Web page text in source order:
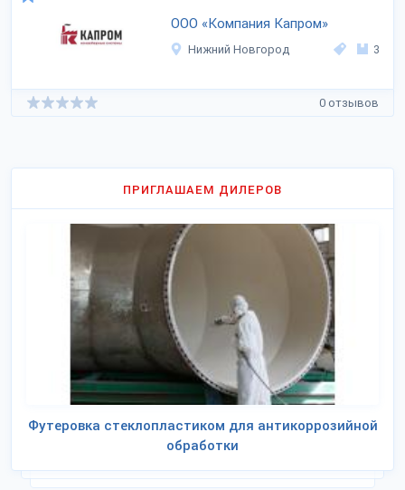
ООО «Компания Капром»
Нижний Новгород 3
0 отзывов
ПРИГЛАШАЕМ ДИЛЕРОВ
Футеровка стеклопластиком для антикоррозийной
обработки